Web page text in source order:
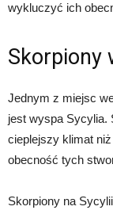
wykluczyć ich
Skorpiony
Jednym z miejsc
jest wyspa Sycylia.
cieplejszy klimat
obecność tych
Skorpiony na